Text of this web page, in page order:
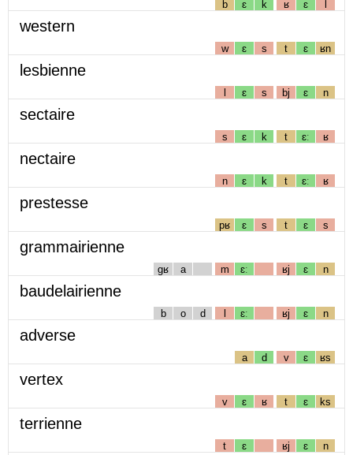
b ɛ k ʁ ɛ l
western
w ɛ s t ɛ ʁn
lesbienne
l ɛ s bj ɛ n
sectaire
s ɛ k t ɛː ʁ
nectaire
n ɛ k t ɛː ʁ
prestesse
pʁ ɛ s t ɛ s
grammairienne
gʁ a m ɛː ʁj ɛ n
baudelairienne
b o d l ɛː ʁj ɛ n
adverse
a d v ɛ ʁs
vertex
v ɛ ʁ t ɛ ks
terrienne
t ɛ ʁj ɛ n